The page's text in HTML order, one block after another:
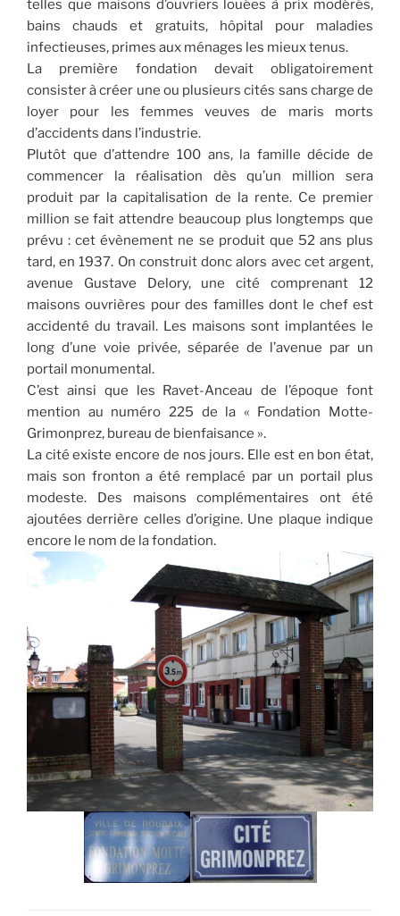
telles que maisons d’ouvriers louées à prix modérés,
bains chauds et gratuits, hôpital pour maladies
infectieuses, primes aux ménages les mieux tenus.
La première fondation devait obligatoirement
consister à créer une ou plusieurs cités sans charge de
loyer pour les femmes veuves de maris morts
d’accidents dans l’industrie.
Plutôt que d’attendre 100 ans, la famille décide de
commencer la réalisation dès qu’un million sera
produit par la capitalisation de la rente. Ce premier
million se fait attendre beaucoup plus longtemps que
prévu : cet évènement ne se produit que 52 ans plus
tard, en 1937. On construit donc alors avec cet argent,
avenue Gustave Delory, une cité comprenant 12
maisons ouvrières pour des familles dont le chef est
accidenté du travail. Les maisons sont implantées le
long d’une voie privée, séparée de l’avenue par un
portail monumental.
C’est ainsi que les Ravet-Anceau de l’époque font
mention au numéro 225 de la « Fondation Motte-
Grimonprez, bureau de bienfaisance ».
La cité existe encore de nos jours. Elle est en bon état,
mais son fronton a été remplacé par un portail plus
modeste. Des maisons complémentaires ont été
ajoutées derrière celles d’origine. Une plaque indique
encore le nom de la fondation.